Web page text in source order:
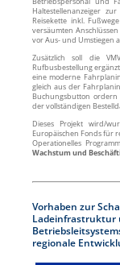
Haltestellenanzeiger
Reisekette inkl.
versäumten
vor Aus- und Umstiegen
Zusätzlich soll die
Rufbusbestellung
eine moderne
gleich aus der
Buchungsbutton
der vollständigen
Dieses Projekt wird/
Europäischen Fonds für
Operationelles
Wachstum und
Vorhaben zur
Ladeinfrastruktur
regionale